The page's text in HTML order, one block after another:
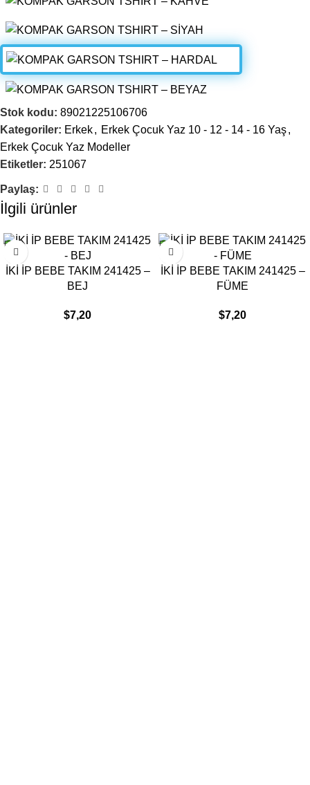
Stok kodu: 89021225106706
Kategoriler: Erkek, Erkek Çocuk Yaz 10 - 12 - 14 - 16 Yaş,
Erkek Çocuk Yaz Modeller
Etiketler: 251067
Paylaş:
İlgili ürünler
İKİ İP BEBE TAKIM 241425 –
BEJ
$7,20
İKİ İP BEBE TAKIM 241425 –
FÜME
$7,20